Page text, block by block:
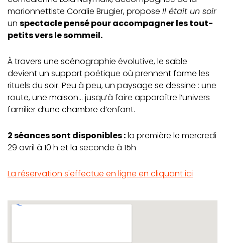
marionnettiste Coralie Brugier, propose Il était un soir
un spectacle pensé pour accompagner les tout-
petits vers le sommeil.
À travers une scénographie évolutive, le sable
devient un support poétique où prennent forme les
rituels du soir. Peu à peu, un paysage se dessine : une
route, une maison… jusqu’à faire apparaître l’univers
familier d’une chambre d’enfant.
2 séances sont disponibles :la première le mercredi
29 avril à 10 h et la seconde à 15h
La réservation s'effectue en ligne en cliquant ici